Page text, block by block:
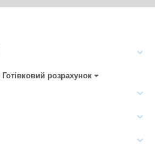
Готівковий розрахунок